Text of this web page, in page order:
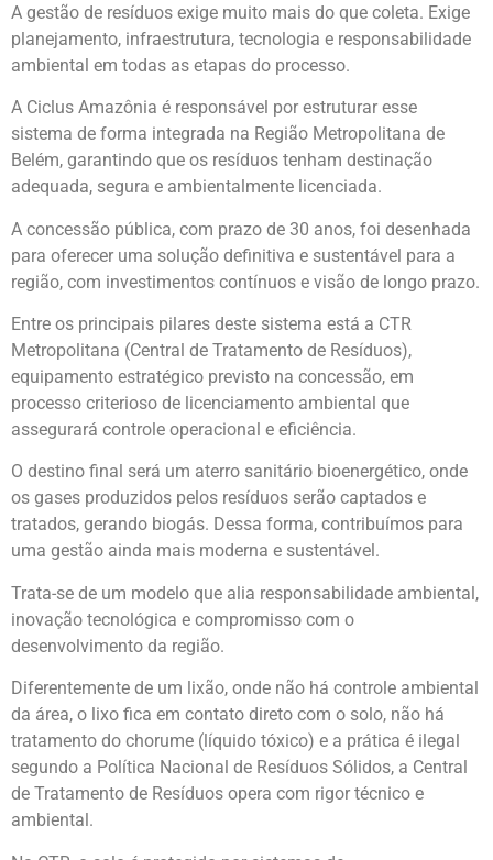
A gestão de resíduos exige muito mais do que coleta. Exige
planejamento, infraestrutura, tecnologia e responsabilidade
ambiental em todas as etapas do processo.
A Ciclus Amazônia é responsável por estruturar esse
sistema de forma integrada na Região Metropolitana de
Belém, garantindo que os resíduos tenham destinação
adequada, segura e ambientalmente licenciada.
A concessão pública, com prazo de 30 anos, foi desenhada
para oferecer uma solução definitiva e sustentável para a
região, com investimentos contínuos e visão de longo prazo.
Entre os principais pilares deste sistema está a CTR
Metropolitana (Central de Tratamento de Resíduos),
equipamento estratégico previsto na concessão, em
processo criterioso de licenciamento ambiental que
assegurará controle operacional e eficiência.
O destino final será um aterro sanitário bioenergético, onde
os gases produzidos pelos resíduos serão captados e
tratados, gerando biogás. Dessa forma, contribuímos para
uma gestão ainda mais moderna e sustentável.
Trata-se de um modelo que alia responsabilidade ambiental,
inovação tecnológica e compromisso com o
desenvolvimento da região.
Diferentemente de um lixão, onde não há controle ambiental
da área, o lixo fica em contato direto com o solo, não há
tratamento do chorume (líquido tóxico) e a prática é ilegal
segundo a Política Nacional de Resíduos Sólidos, a Central
de Tratamento de Resíduos opera com rigor técnico e
ambiental.